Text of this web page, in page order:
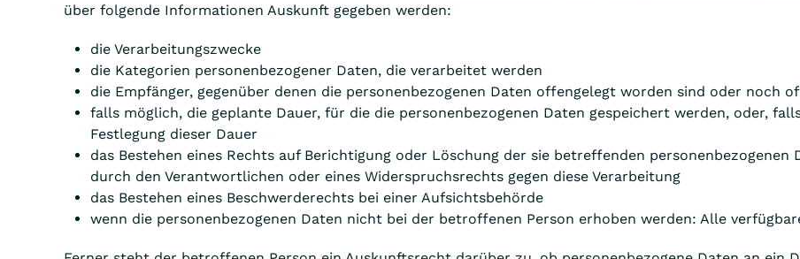
über folgende Informationen Auskunft gegeben werden:
die Verarbeitungszwecke
die Kategorien personenbezogener Daten, die verarbeitet werden
die Empfänger, gegenüber denen die personenbezogenen Daten offengelegt worden sind oder noch
falls möglich, die geplante Dauer, für die die personenbezogenen Daten gespeichert werden, oder,
Festlegung dieser Dauer
das Bestehen eines Rechts auf Berichtigung oder Löschung der sie betreffenden
durch den Verantwortlichen oder eines Widerspruchsrechts gegen diese Verarbeitung
das Bestehen eines Beschwerderechts bei einer Aufsichtsbehörde
wenn die personenbezogenen Daten nicht bei der betroffenen Person erhoben werden: Alle